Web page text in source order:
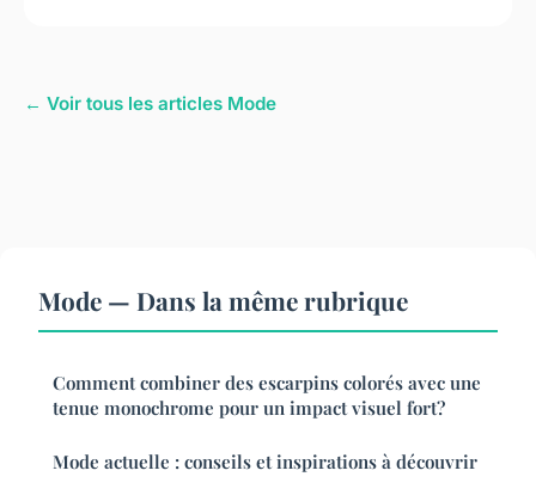
← Voir tous les articles Mode
Mode — Dans la même rubrique
Comment combiner des escarpins colorés avec une
tenue monochrome pour un impact visuel fort?
Mode actuelle : conseils et inspirations à découvrir